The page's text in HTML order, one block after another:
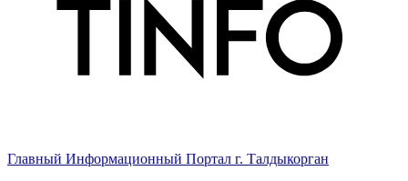
Главный Информационный Портал г. Талдыкорган